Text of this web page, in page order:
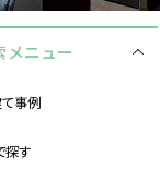
メニュー
事例
探す